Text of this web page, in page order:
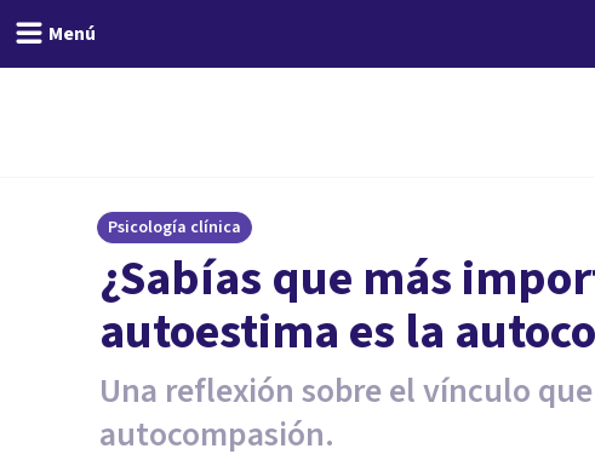
Menú
Psicología clínica
¿Sabías que más
autoestima es la
Una reflexión sobre el vínculo
autocompasión.